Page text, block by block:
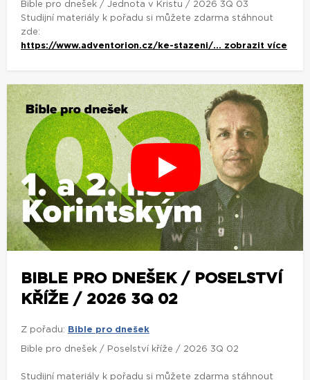
Bible pro dnešek / Jednota v Kristu / 2026 3Q 03
Studijní materiály k pořadu si můžete zdarma stáhnout
zde:
https://www.adventorion.cz/ke-stazeni/... zobrazit více
BIBLE PRO DNEŠEK / POSELSTVÍ
KŘÍŽE / 2026 3Q 02
Z pořadu: Bible pro dnešek
Bible pro dnešek / Poselství kříže / 2026 3Q 02
Studijní materiály k pořadu si můžete zdarma stáhnout